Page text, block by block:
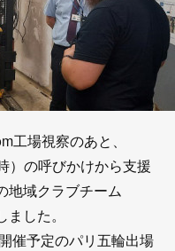
工場視察のあと、
）の呼びかけから支援
地域クラブチーム
した。
催予定のパリ五輪出場